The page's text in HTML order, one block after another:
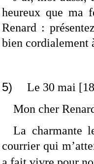
heureux que ma
Renard :
bien cordialement
5)
Le 30 mai
Mon cher
La charmante
courrier qui